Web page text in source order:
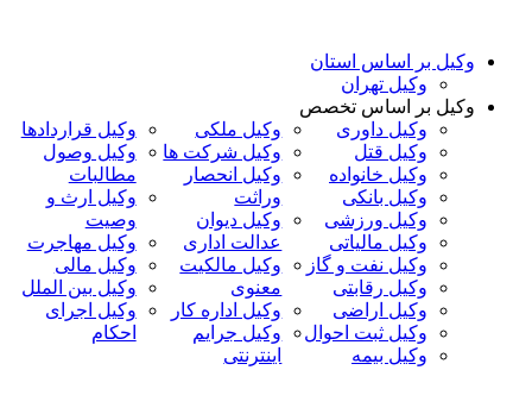
محتوا
وکیل بر اساس استان
وکیل تهران
وکیل بر اساس تخصص
وکیل داوری
وکیل قتل
وکیل خانواده
وکیل بانکی
وکیل ورزشی
وکیل مالیاتی
وکیل نفت و گاز
وکیل رقابتی
وکیل اراضی
وکیل ثبت احوال
وکیل بیمه
وکیل ملکی
وکیل شرکت ها
وکیل انحصار
وراثت
وکیل دیوان
عدالت اداری
وکیل مالکیت
معنوی
وکیل اداره کار
وکیل جرایم
اینترنتی
وکیل قراردادها
وکیل وصول
مطالبات
وکیل ارث و
وصیت
وکیل مهاجرت
وکیل مالی
وکیل بین الملل
وکیل اجرای
احکام